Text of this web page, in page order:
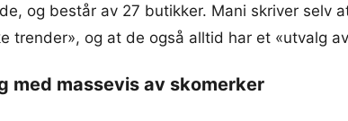
og består av 27 butikker. Mani skriver selv
trender», og at de også alltid har et «utvalg
med massevis av skomerker